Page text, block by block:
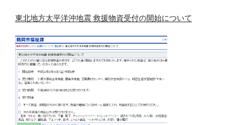
東北地方太平洋沖地震 救援物資受付の開始について